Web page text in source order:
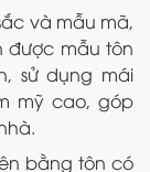
và mẫu mã,
được mẫu tôn
sử dụng mái
mỹ cao, góp
bằng tôn có